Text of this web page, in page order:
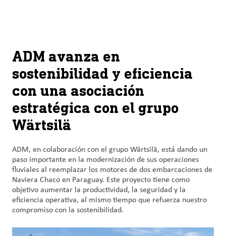
Sustainability
Products
&
Services
Insights &
Careers
&
Culture
Contact
Chinese (Simplified, China)
ADM avanza en
sostenibilidad y eficiencia
con una asociación
estratégica con el grupo
Wärtsilä
ADM, en colaboración con el grupo Wärtsilä, está dando un
paso importante en la modernización de sus operaciones
fluviales al reemplazar los motores de dos embarcaciones de
Naviera Chaco en Paraguay. Este proyecto tiene como
objetivo aumentar la productividad, la seguridad y la
eficiencia operativa, al mismo tiempo que refuerza nuestro
compromiso con la sostenibilidad.